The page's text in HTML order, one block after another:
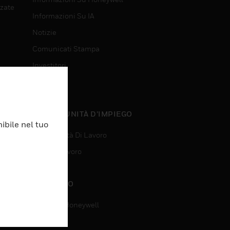
Informazioni Su IA
Notizie
Comunicati Stampa
Investitori
OPPORTUNITÀ D’IMPIEGO
Opportunità Di Lavoro
Ricerca Lavoro
CONTATTO
Contatta Honeywell
nel tuo